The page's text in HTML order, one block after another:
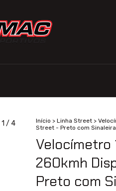
1 / 4 Início > Linha Street >
Street - Preto com Sinaleira
Velocímetro
260kmh
Preto com